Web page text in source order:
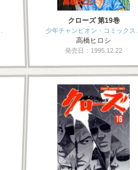
クローズ 第19巻
少年チャンピオン・コミックス…
高橋ヒロシ
発売日：1995.12.22